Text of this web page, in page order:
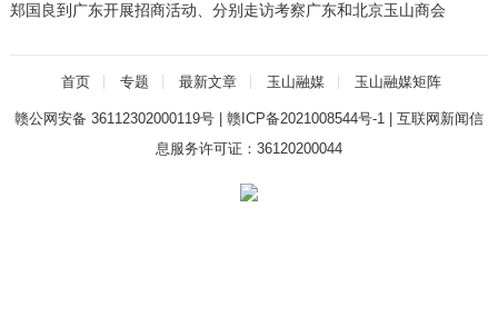
郑国良到广东开展招商活动、分别走访考察广东和北京玉山商会
首页 专题 最新文章 玉山融媒 玉山融媒矩阵
赣公网安备 36112302000119号| 赣ICP备2021008544号-1| 互联网新闻信
息服务许可证：36120200044